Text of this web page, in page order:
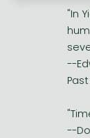
"In
--
--